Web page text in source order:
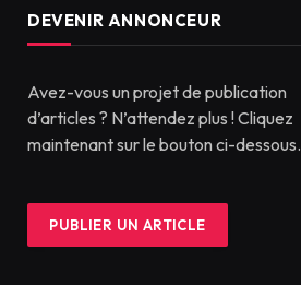
DEVENIR ANNONCEUR
Avez-vous un projet de publication
d’articles ? N’attendez plus ! Cliquez
maintenant sur le bouton ci-dessous.
PUBLIER UN ARTICLE